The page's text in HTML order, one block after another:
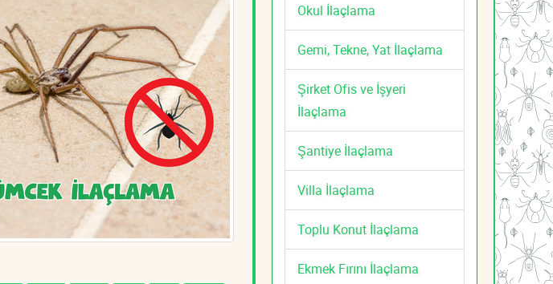
Okul İlaçlama
Gemi, Tekne, Yat İlaçlama
Şirket Ofis ve İşyeri
İlaçlama
Şantiye İlaçlama
Villa İlaçlama
Toplu Konut İlaçlama
Ekmek Fırını İlaçlama